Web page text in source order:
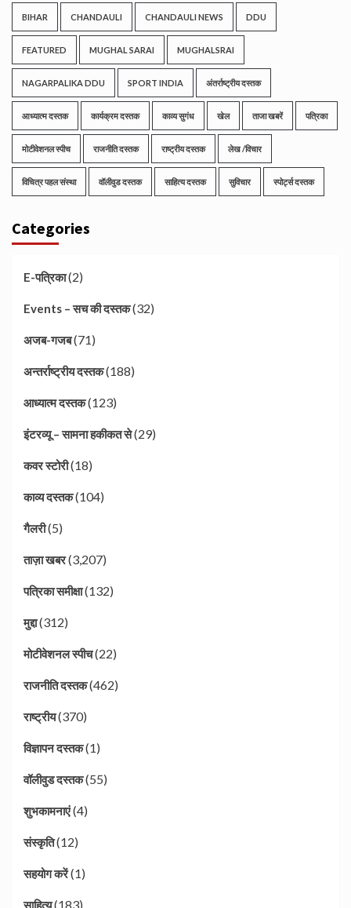
BIHAR CHANDAULI CHANDAULI NEWS DDU
FEATURED MUGHAL SARAI MUGHALSRAI
NAGARPALIKA DDU SPORT INDIA अंतर्राष्ट्रीय दस्तक
आध्यात्म दस्तक कार्यक्रम दस्तक काव्य सुगंध खेल ताजा खबरें पत्रिका
मोटीवेशनल स्पीच राजनीति दस्तक राष्ट्रीय दस्तक लेख /विचार
विचित्र पहल संस्था वॉलीवुड दस्तक साहित्य दस्तक सुविचार स्पोर्ट्स दस्तक
Categories
E-पत्रिका(2)
Events – सच की दस्तक(32)
अजब-गजब(71)
अन्तर्राष्ट्रीय दस्तक(188)
आध्यात्म दस्तक(123)
इंटरव्यू – सामना हकीकत से(29)
कवर स्टोरी(18)
काव्य दस्तक(104)
गैलरी(5)
ताज़ा खबर(3,207)
पत्रिका समीक्षा(132)
मुद्दा(312)
मोटीवेशनल स्पीच(22)
राजनीति दस्तक(462)
राष्ट्रीय(370)
विज्ञापन दस्तक(1)
वॉलीवुड दस्तक(55)
शुभकामनाएं(4)
संस्कृति(12)
सहयोग करें(1)
साहित्य(183)